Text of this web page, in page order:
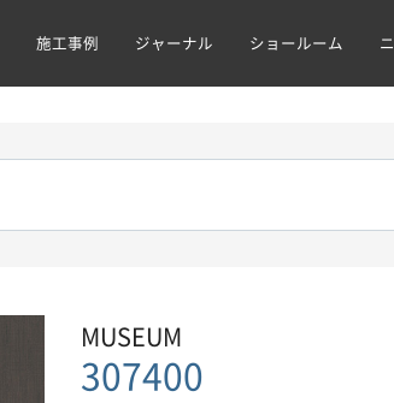
施工事例 ジャーナル ショールーム
MUSEUM
307400